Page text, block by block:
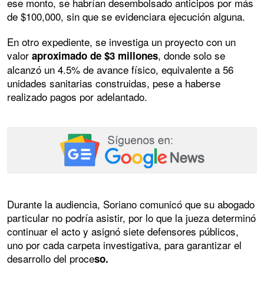
de $100,000, sin que se evidenciara ejecución alguna.
En otro expediente, se investiga un proyecto con un
valor aproximado de $3 millones, donde solo se
alcanzó un 4.5% de avance físico, equivalente a 56
unidades sanitarias construidas, pese a haberse
realizado pagos por adelantado.
Durante la audiencia, Soriano comunicó que su abogado
particular no podría asistir, por lo que la jueza determinó
continuar el acto y asignó siete defensores públicos,
uno por cada carpeta investigativa, para garantizar el
desarrollo del proceso.